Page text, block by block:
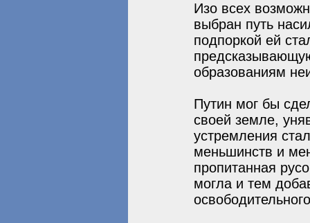
Изо всех
выбран путь
подпоркой ей
образованиям
Путин мог бы
своей земле,
устремления
меньшинств и
пропитанная
могла и тем